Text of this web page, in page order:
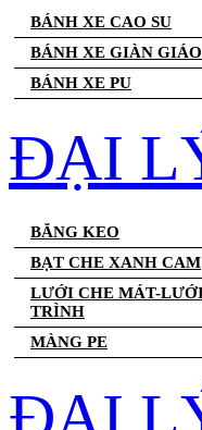
BÁNH XE CAO SU
BÁNH XE GIÀN GIÁO
BÁNH XE PU
ĐẠI
BĂNG KEO
BẠT CHE XANH CAM
LƯỚI CHE MÁT-
TRÌNH
MÀNG PE